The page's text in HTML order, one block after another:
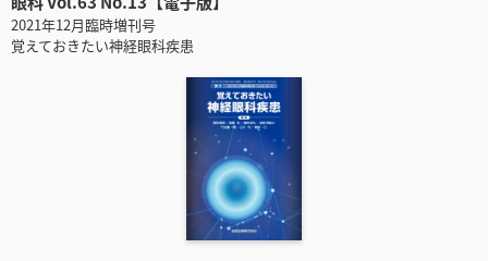
2021年12月臨時増刊号
覚えておきたい神経眼科疾患